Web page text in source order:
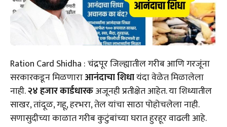
Ration Card Shidha : चंद्रपूर जिल्ह्यातील गरीब आणि गरजूंना
सरकारकडून मिळणाराआनंदाचा शिधायंदा वेळेत मिळालेला
नाही.२४ हजार कार्डधारकअजूनही प्रतीक्षेत आहेत. या शिध्यातील
साखर, तांदूळ, गहू, हरभरा, तेल यांचा साठा पोहोचलेला नाही.
सणासुदीच्या काळात गरीब कुटुंबांच्या घरात हुरहूर वाढली आहे.